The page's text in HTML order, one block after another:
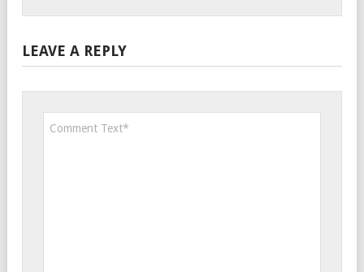
LEAVE A REPLY